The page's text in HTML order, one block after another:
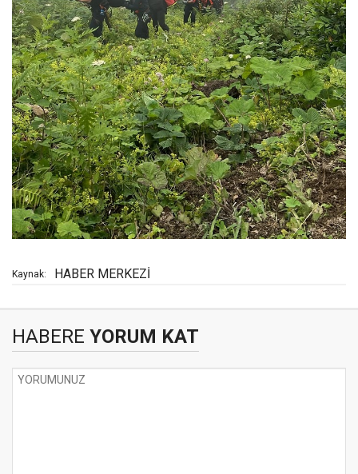
Kaynak: HABER MERKEZİ
HABERE YORUM KAT